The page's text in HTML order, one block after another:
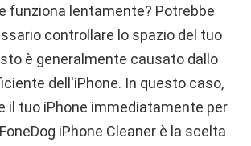
funziona lentamente? Potrebbe
controllare lo spazio del tuo
è generalmente causato dallo
dell'iPhone. In questo caso,
il tuo iPhone immediatamente per
iPhone Cleaner è la scelta